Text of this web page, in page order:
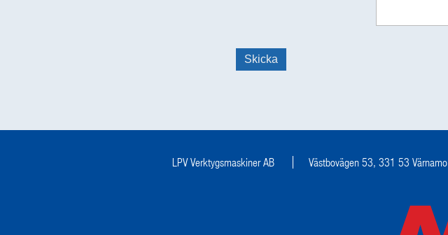
LPV Verktygsmaskiner AB Västbovägen 53, 331 53 Värnamo